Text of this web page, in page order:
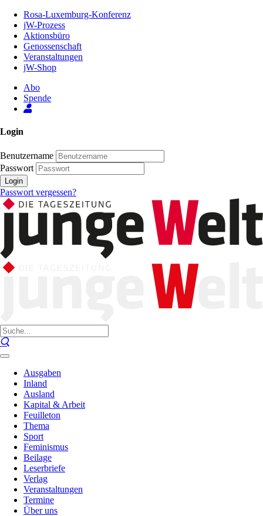
Inhalt
Seite
Rosa-Luxemburg-Konferenz
jW-Prozess
Aktionsbüro
Genossenschaft
Veranstaltungen
jW-Shop
Abo
Spende
Login
Benutzername
Passwort
Login
Passwort vergessen?
Ausgaben
Inland
Ausland
Kapital & Arbeit
Feuilleton
Thema
Sport
Feminismus
Beilage
Leserbriefe
Verlag
Veranstaltungen
Termine
Über uns